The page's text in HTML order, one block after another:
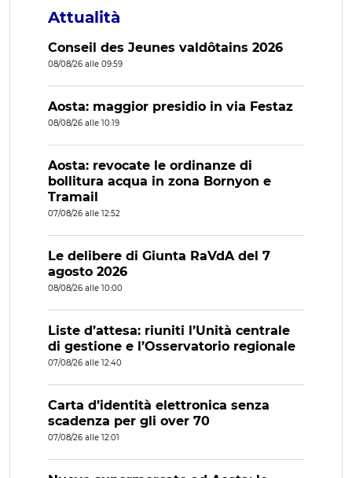
Attualità
Conseil des Jeunes valdôtains 2026
08/08/26 alle 09:59
Aosta: maggior presidio in via Festaz
08/08/26 alle 10:19
Aosta: revocate le ordinanze di
bollitura acqua in zona Bornyon e
Tramail
07/08/26 alle 12:52
Le delibere di Giunta RaVdA del 7
agosto 2026
08/08/26 alle 10:00
Liste d’attesa: riuniti l’Unità centrale
di gestione e l’Osservatorio regionale
07/08/26 alle 12:40
Carta d’identità elettronica senza
scadenza per gli over 70
07/08/26 alle 12:01